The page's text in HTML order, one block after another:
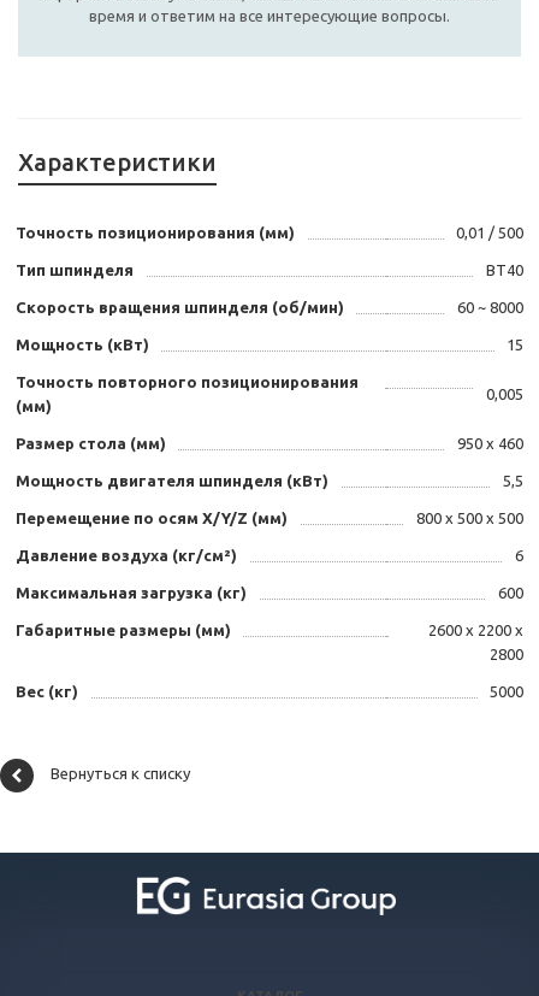
время и ответим на все интересующие вопросы.
Характеристики
Точность позиционирования (мм) 0,01 / 500
Тип шпинделя BT40
Скорость вращения шпинделя (об/мин) 60 ~ 8000
Мощность (кВт) 15
Точность повторного позиционирования
(мм)
0,005
Размер стола (мм) 950 х 460
Мощность двигателя шпинделя (кВт) 5,5
Перемещение по осям X/Y/Z (мм) 800 х 500 х 500
Давление воздуха (кг/см²) 6
Максимальная загрузка (кг) 600
Габаритные размеры (мм)
2600 х 2200 х
2800
Вес (кг) 5000
Вернуться к списку